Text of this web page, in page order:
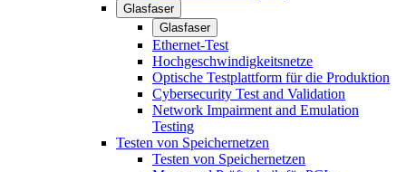
Glasfaser
Glasfaser
Ethernet-Test
Hochgeschwindigkeitsnetze
Optische Testplattform für die Produktion
Cybersecurity Test and Validation
Network Impairment and Emulation
Testing
Testen von Speichernetzen
Testen von Speichernetzen